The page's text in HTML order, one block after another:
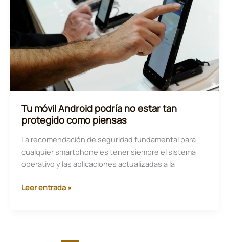
ciberseguridad:
Telefónica
entre
sus
miembros
Tu móvil Android podría no estar tan
protegido como piensas
La recomendación de seguridad fundamental para
cualquier smartphone es tener siempre el sistema
operativo y las aplicaciones actualizadas a la
Tu
Leer entrada »